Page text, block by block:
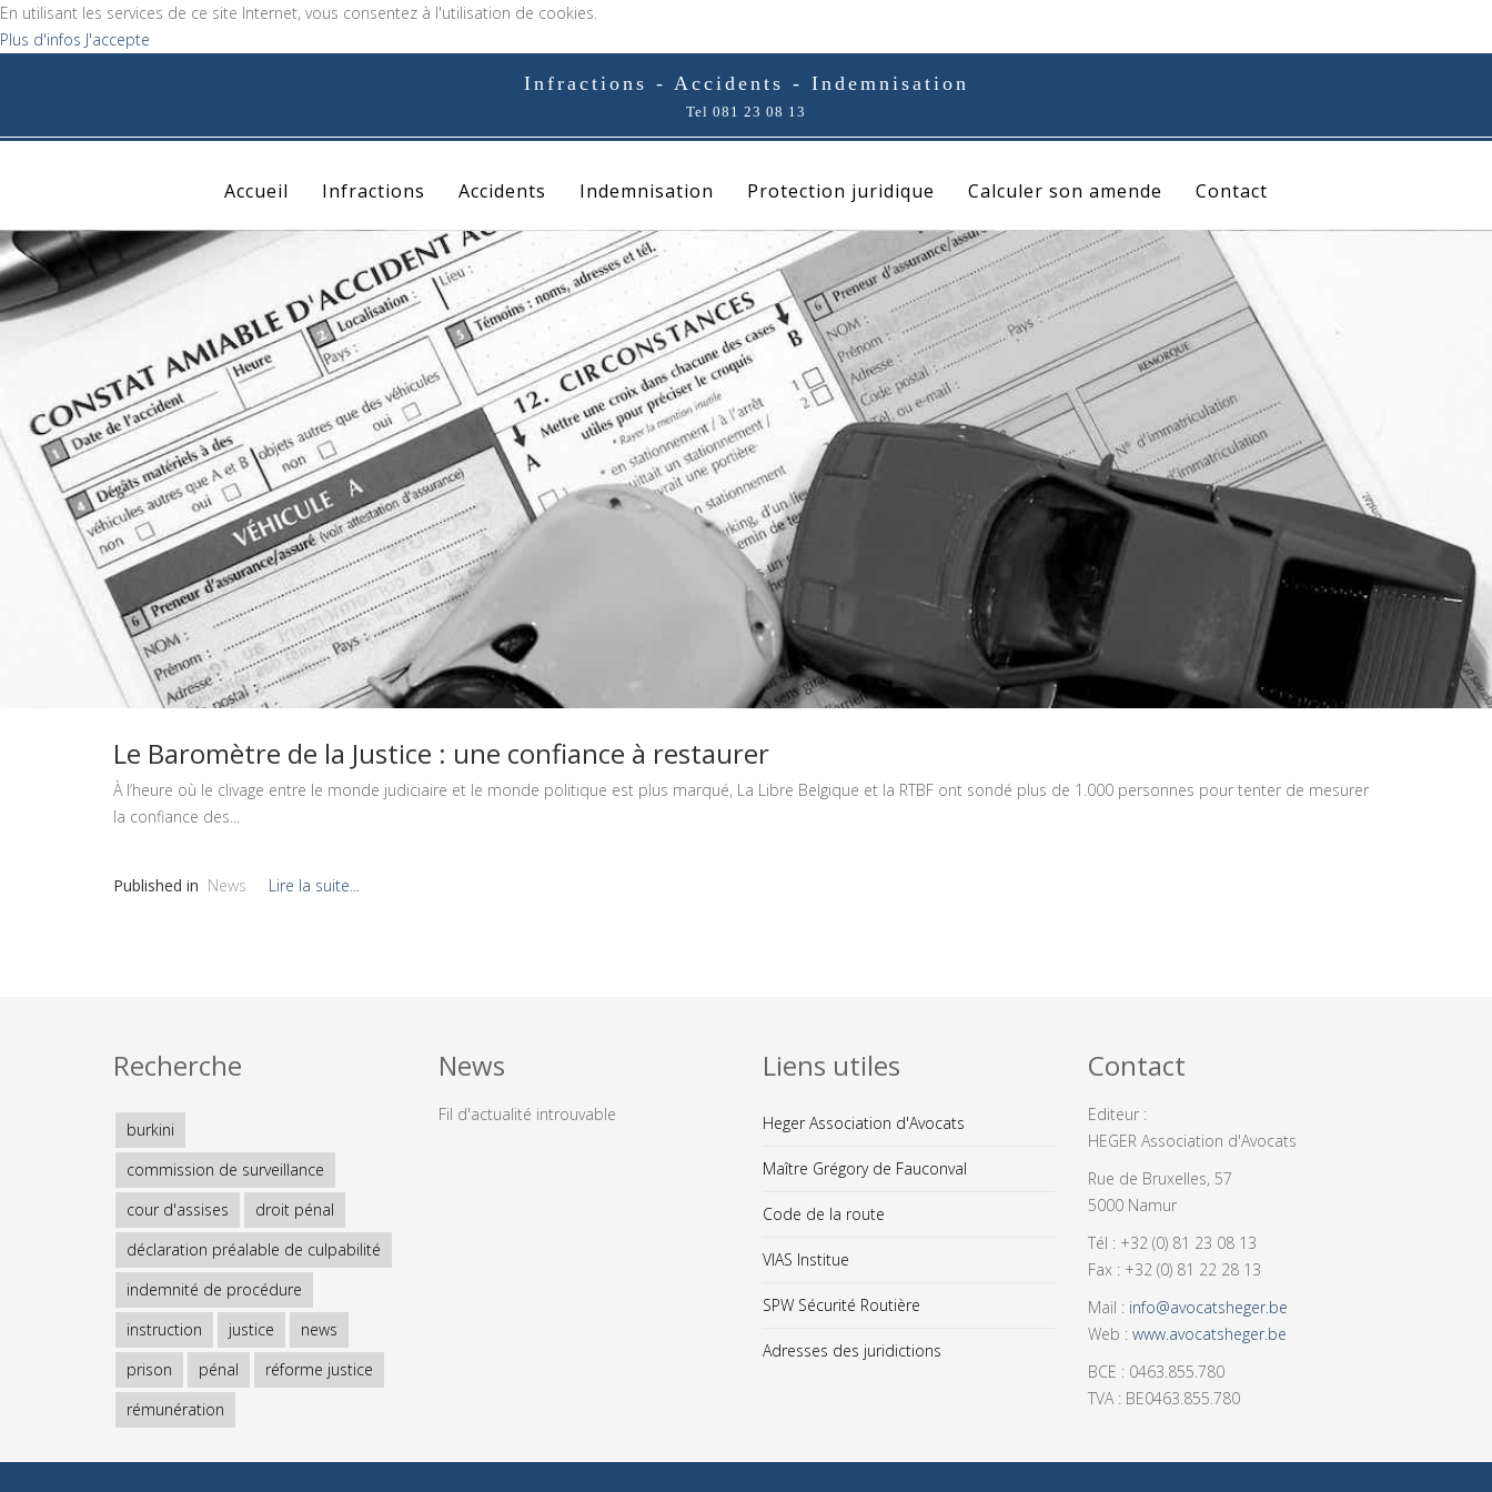
En utilisant les services de ce site Internet, vous consentez à l'utilisation de cookies.
Plus d'infos J'accepte
Infractions - Accidents - Indemnisation
Tel 081 23 08 13
Accueil Infractions Accidents Indemnisation Protection juridique Calculer son amende Contact
Le Baromètre de la Justice : une confiance à restaurer
À l’heure où le clivage entre le monde judiciaire et le monde politique est plus marqué, La Libre Belgique et la RTBF ont sondé plus de 1.000 personnes pour tenter de mesurer
la confiance des...
Published in News Lire la suite...
Recherche
burkini
commission de surveillance
cour d'assises
droit pénal
déclaration préalable de culpabilité
indemnité de procédure
instruction
justice
news
prison
pénal
réforme justice
rémunération
News
Fil d'actualité introuvable
Liens utiles
Heger Association d'Avocats
Maître Grégory de Fauconval
Code de la route
VIAS Institue
SPW Sécurité Routière
Adresses des juridictions
Contact
Editeur :
HEGER Association d'Avocats
Rue de Bruxelles, 57
5000 Namur
Tél : +32 (0) 81 23 08 13
Fax : +32 (0) 81 22 28 13
Mail : info@avocatsheger.be
Web : www.avocatsheger.be
BCE : 0463.855.780
TVA : BE0463.855.780